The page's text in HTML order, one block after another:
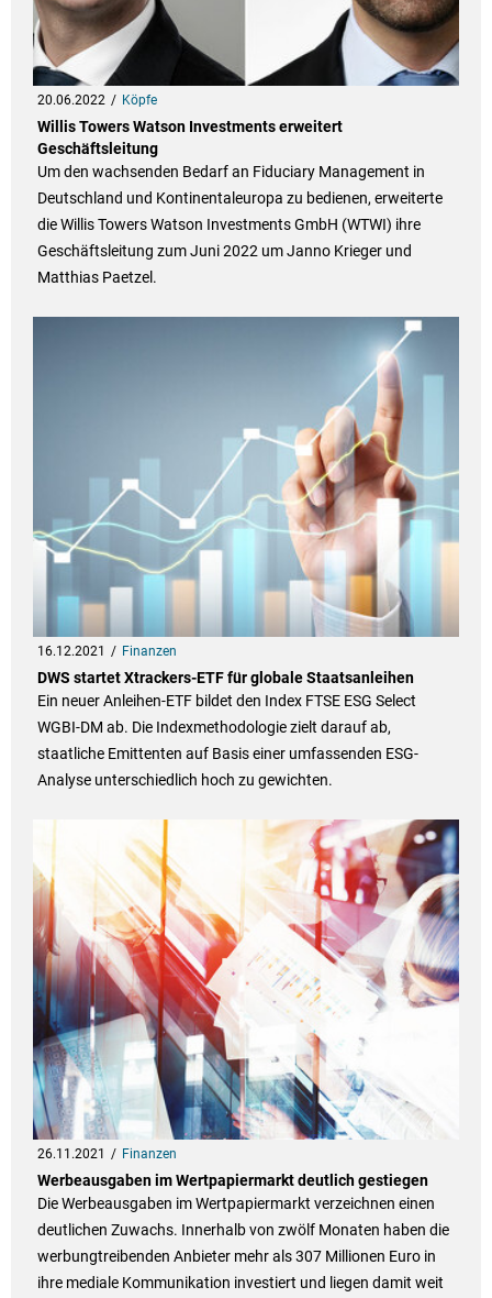
20.06.2022 Köpfe
Willis Towers Watson Investments erweitert
Geschäftsleitung
Um den wachsenden Bedarf an Fiduciary Management in
Deutschland und Kontinentaleuropa zu bedienen, erweiterte
die Willis Towers Watson Investments GmbH (WTWI) ihre
Geschäftsleitung zum Juni 2022 um Janno Krieger und
Matthias Paetzel.
16.12.2021 Finanzen
DWS startet Xtrackers-ETF für globale Staatsanleihen
Ein neuer Anleihen-ETF bildet den Index FTSE ESG Select
WGBI-DM ab. Die Indexmethodologie zielt darauf ab,
staatliche Emittenten auf Basis einer umfassenden ESG-
Analyse unterschiedlich hoch zu gewichten.
26.11.2021 Finanzen
Werbeausgaben im Wertpapiermarkt deutlich gestiegen
Die Werbeausgaben im Wertpapiermarkt verzeichnen einen
deutlichen Zuwachs. Innerhalb von zwölf Monaten haben die
werbungtreibenden Anbieter mehr als 307 Millionen Euro in
ihre mediale Kommunikation investiert und liegen damit weit